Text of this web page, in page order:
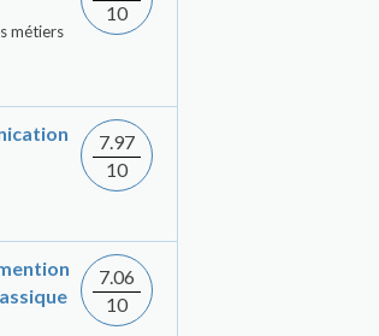
métiers
10
7.97
10
7.06
10